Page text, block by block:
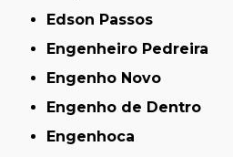
Edson Passos
Engenheiro Pedreira
Engenho Novo
Engenho de Dentro
Engenhoca